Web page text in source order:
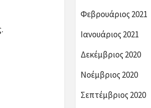
Φεβρουάριος 2021
Ιανουάριος 2021
Δεκέμβριος 2020
Νοέμβριος 2020
Σεπτέμβριος 2020